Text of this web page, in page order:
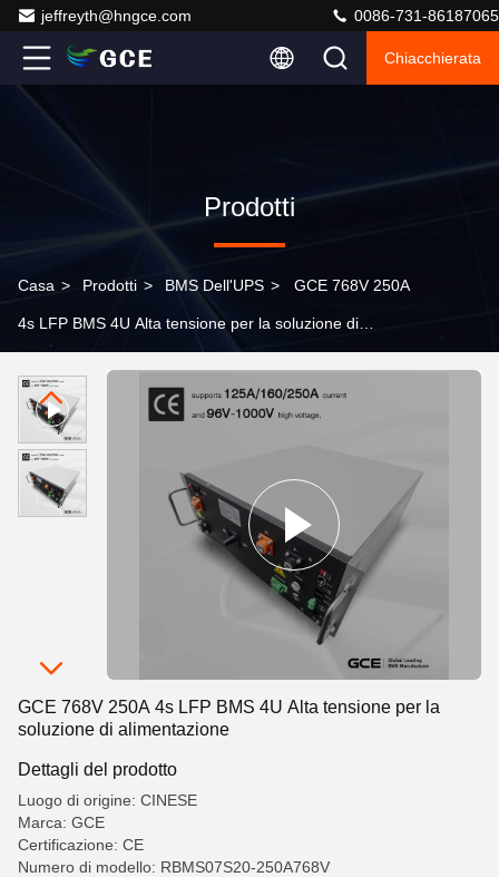
jeffreyth@hngce.com 0086-731-86187065
Chiacchierata
Prodotti
Casa > Prodotti > BMS Dell'UPS > GCE 768V 250A
4s LFP BMS 4U Alta tensione per la soluzione di
GCE 768V 250A 4s LFP BMS 4U Alta tensione per la
soluzione di alimentazione
Dettagli del prodotto
Luogo di origine: CINESE
Marca: GCE
Certificazione: CE
Numero di modello: RBMS07S20-250A768V